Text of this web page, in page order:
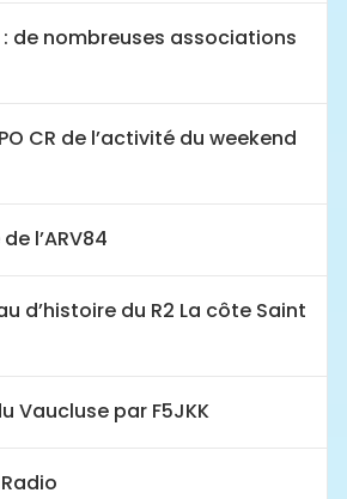
: de nombreuses associations
CR de l’activité du weekend
l’ARV84
d’histoire du R2 La côte Saint
Vaucluse par F5JKK